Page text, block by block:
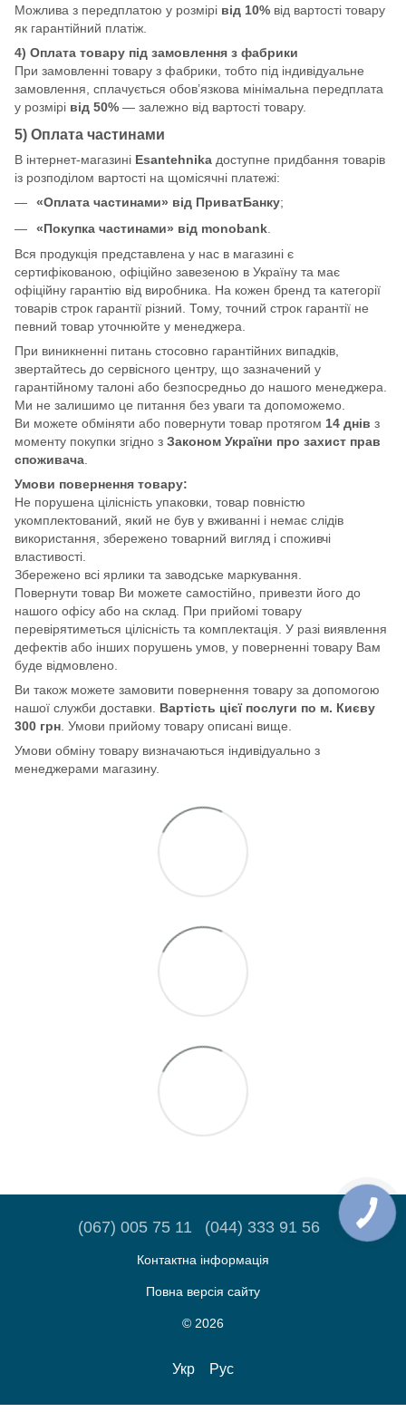
Можлива з передплатою у розмірі від 10% від вартості товару
як гарантійний платіж.
4) Оплата товару під замовлення з фабрики
При замовленні товару з фабрики, тобто під індивідуальне
замовлення, сплачується обов’язкова мінімальна передплата
у розмірі від 50% — залежно від вартості товару.
5) Оплата частинами
В інтернет-магазині Esantehnika доступне придбання товарів
із розподілом вартості на щомісячні платежі:
«Оплата частинами» від ПриватБанку;
«Покупка частинами» від monobank
Вся продукція представлена у нас в магазині є
сертифікованою, офіційно завезеною в Україну та має
офіційну гарантію від виробника. На кожен бренд та категорії
товарів строк гарантії різний. Тому, точний строк гарантії не
певний товар уточнюйте у менеджера.
При виникненні питань стосовно гарантійних випадків,
звертайтесь до сервісного центру, що зазначений у
гарантійному талоні або безпосредньо до нашого менеджера.
Ми не залишимо це питання без уваги та допоможемо.
Ви можете обміняти або повернути товар протягом 14 днів з
моменту покупки згідно з Законом України про захист прав
споживача
Умови повернення товару:
Не порушена цілісність упаковки, товар повністю
укомплектований, який не був у вживанні і немає слідів
використання, збережено товарний вигляд і споживчі
властивості.
Збережено всі ярлики та заводське маркування.
Повернути товар Ви можете самостійно, привезти його до
нашого офісу або на склад. При прийомі товару
перевірятиметься цілісність та комплектація. У разі виявлення
дефектів або інших порушень умов, у поверненні товару Вам
буде відмовлено.
Ви також можете замовити повернення товару за допомогою
нашої служби доставки. Вартість цієї послуги по м. Києву
300 грн . Умови прийому товару описані вище.
Умови обміну товару визначаються індивідуально з
менеджерами магазину.
(067) 005 75 11 (044) 333 91 56
Контактна інформація
Повна версія сайту
© 2026
Укр Рус